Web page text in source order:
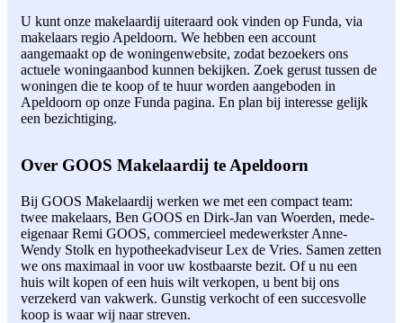
U kunt onze makelaardij uiteraard ook vinden op Funda, via
makelaars regio Apeldoorn. We hebben een account
aangemaakt op de woningenwebsite, zodat bezoekers ons
actuele woningaanbod kunnen bekijken. Zoek gerust tussen de
woningen die te koop of te huur worden aangeboden in
Apeldoorn op onze Funda pagina. En plan bij interesse gelijk
een bezichtiging.
Over GOOS Makelaardij te Apeldoorn
Bij GOOS Makelaardij werken we met een compact team:
twee makelaars, Ben GOOS en Dirk-Jan van Woerden, mede-
eigenaar Remi GOOS, commercieel medewerkster Anne-
Wendy Stolk en hypotheekadviseur Lex de Vries. Samen zetten
we ons maximaal in voor uw kostbaarste bezit. Of u nu een
huis wilt kopen of een huis wilt verkopen, u bent bij ons
verzekerd van vakwerk. Gunstig verkocht of een succesvolle
koop is waar wij naar streven.